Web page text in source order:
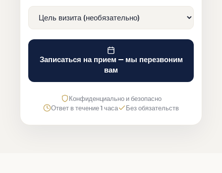
Записаться на прием — мы перезвоним
вам
Конфиденциально и безопасно
Ответ в течение 1 часа
Без обязательств